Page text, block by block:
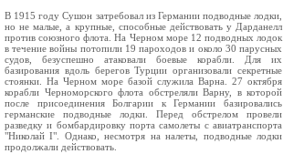
В 1915 году Сушон затребовал из Германии подводные лодки,
но не малые, а крупные, способные действовать у Дарданелл
против союзного флота. На Черном море 12 подводных лодок
в течение войны потопили 19 пароходов и около 30 парусных
судов, безуспешно атаковали боевые корабли. Для их
базирования вдоль берегов Турции организовали секретные
стоянки. На Черном море базой служила Варна. 27 октября
корабли Черноморского флота обстреляли Варну, в которой
после присоединения Болгарии к Германии базировались
германские подводные лодки. Перед обстрелом провели
разведку и бомбардировку порта самолеты с авиатранспорта
"Николай I". Однако, несмотря на налеты, подводные лодки
продолжали действовать.